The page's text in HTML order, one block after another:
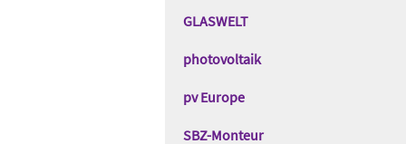
GLASWELT
photovoltaik
pv Europe
SBZ-Monteur